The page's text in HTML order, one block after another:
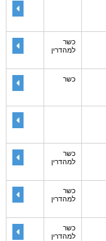
כשר
למהדרין
כשר
כשר
למהדרין
כשר
למהדרין
כשר
למהדרין